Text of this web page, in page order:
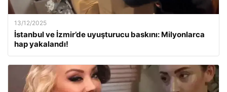
13/12/2025
İstanbul ve İzmir’de uyuşturucu baskını: Milyonlarca
hap yakalandı!